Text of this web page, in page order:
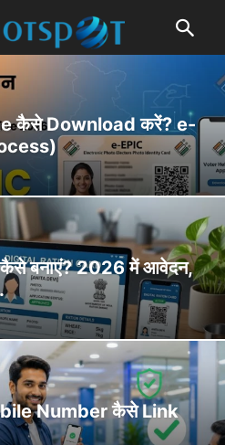
कैसे Download करें? e-
बनाएं? 2026 में आवेदन,
Number कैसे Link